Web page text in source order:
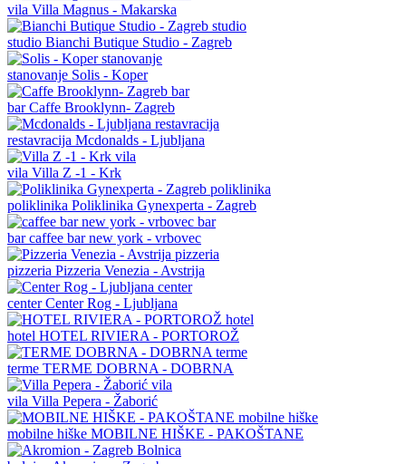
vila Villa Magnus - Makarska
studio Bianchi Butique Studio - Zagreb
stanovanje Solis - Koper
barCaffe Brooklynn- Zagreb
restavracija Mcdonalds - Ljubljana
vila Villa Z -1 - Krk
poliklinika Poliklinika Gynexperta - Zagreb
barcaffee bar new york - vrbovec
pizzeria Pizzeria Venezia - Avstrija
centerCenter Rog - Ljubljana
hotel HOTEL RIVIERA - PORTOROŽ
terme TERME DOBRNA - DOBRNA
vila Villa Pepera - Žaborić
mobilne hiške MOBILNE HIŠKE - PAKOŠTANE